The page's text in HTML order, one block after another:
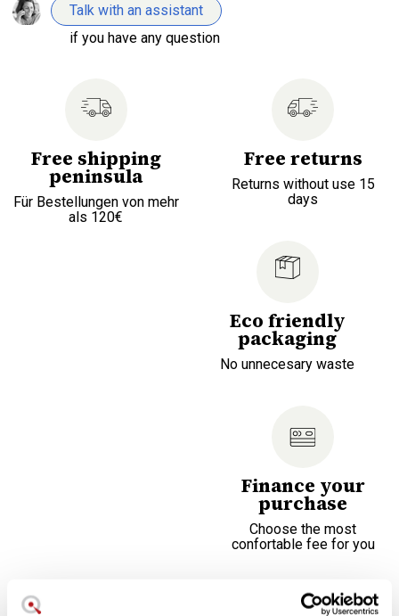
Talk with an assistant
if you have any question
Free shipping
peninsula
Für Bestellungen von mehr
als 120€
Free returns
Returns without use 15
days
Eco friendly
packaging
No unnecesary waste
Finance your
purchase
Choose the most
confortable fee for you
Utensilien aus Edelstahl mit